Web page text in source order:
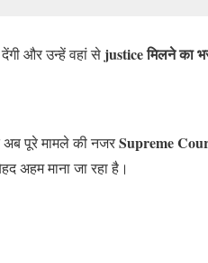
और उन्हें वहां से justice मिलने का
पूरे मामले की नजरSupreme
अहम माना जा रहा है।